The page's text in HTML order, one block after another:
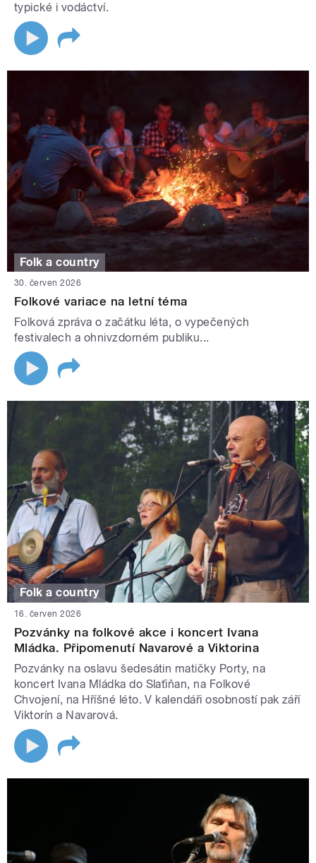
typické i vodáctví.
Folk a country
30. červen 2026
Folkové variace na letní téma
Folková zpráva o začátku léta, o vypečených
festivalech a ohnivzdorném publiku...
Folk a country
16. červen 2026
Pozvánky na folkové akce i koncert Ivana
Mládka. Připomenutí Navarové a Viktorina
Pozvánky na oslavu šedesátin matičky Porty, na
koncert Ivana Mládka do Slaťiňan, na Folkové
Chvojení, na Hříšné léto. V kalendáři osobností pak září
Viktorín a Navarová.